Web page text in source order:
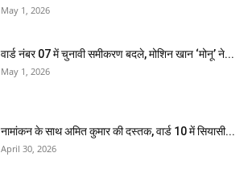
May 1, 2026
वार्ड नंबर 07 में चुनावी समीकरण बदले, मोशिन खान ‘मोनू’ ने...
May 1, 2026
नामांकन के साथ अमित कुमार की दस्तक, वार्ड 10 में सियासी...
April 30, 2026